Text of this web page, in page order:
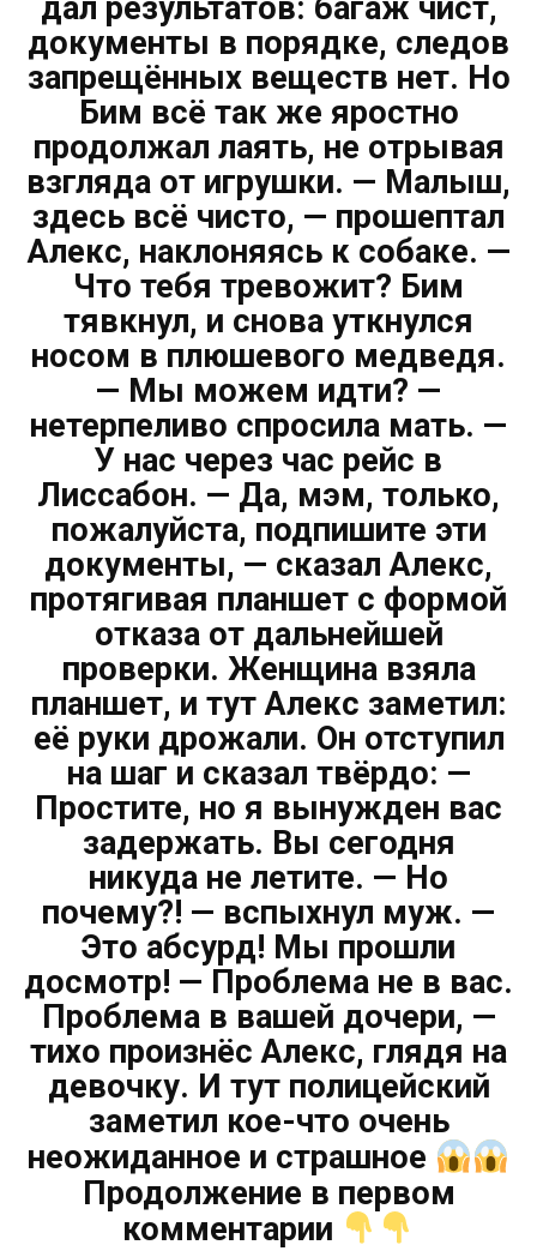
дал результатов: багаж чист,
документы в порядке, следов
запрещённых веществ нет. Но
Бим всё так же яростно
продолжал лаять, не отрывая
взгляда от игрушки. — Малыш,
здесь всё чисто, — прошептал
Алекс, наклоняясь к собаке. —
Что тебя тревожит? Бим
тявкнул, и снова уткнулся
носом в плюшевого медведя.
— Мы можем идти? —
нетерпеливо спросила мать. —
У нас через час рейс в
Лиссабон. — Да, мэм, только,
пожалуйста, подпишите эти
документы, — сказал Алекс,
протягивая планшет с формой
отказа от дальнейшей
проверки. Женщина взяла
планшет, и тут Алекс заметил:
её руки дрожали. Он отступил
на шаг и сказал твёрдо: —
Простите, но я вынужден вас
задержать. Вы сегодня
никуда не летите. — Но
почему?! — вспыхнул муж. —
Это абсурд! Мы прошли
досмотр! — Проблема не в вас.
Проблема в вашей дочери, —
тихо произнёс Алекс, глядя на
девочку. И тут полицейский
заметил кое-что очень
неожиданное и страшное
Продолжение в первом
комментарии